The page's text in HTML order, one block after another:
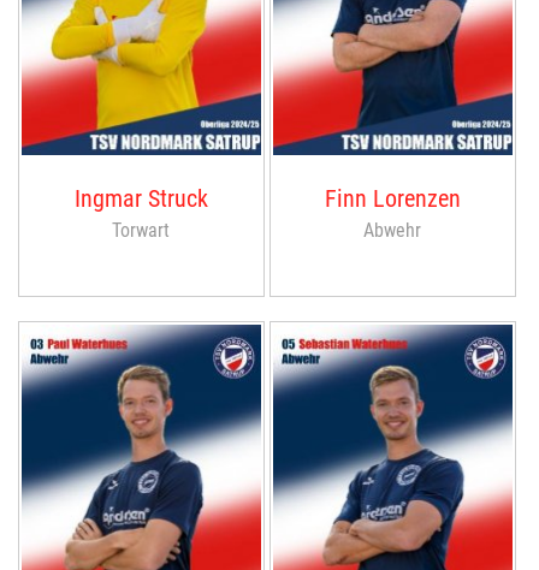
Ingmar Struck
Torwart
Finn Lorenzen
Abwehr